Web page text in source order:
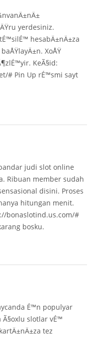
yerdesiniz.
hesabÄ±nÄ±za
XoÅŸ
KeÃ§id:
# Pin Up rÉ™smi sayt
judi slot online
Ribuan member sudah
disini. Proses
hitungan menit.
bonaslotind.us.com/#
bosku.
É™n populyar
slotlar vÉ™
tez